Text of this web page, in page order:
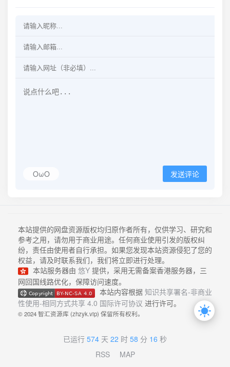
OωO 发送评论
本站提供的网盘资源版权均归原作者所有，仅供学习、研究和
参考之用，请勿用于商业用途。任何商业使用引发的版权纠
纷，责任由使用者自行承担。如果您发现本站资源侵犯了您的
权益，请及时联系我们，我们将立即进行处理。
本站服务器由 悠Y 提供，采用无需备案香港服务器，三
网回国线路优化，保障访问速度。
本站内容根据 知识共享署名-非商业
性使用-相同方式共享 4.0 国际许可协议 进行许可。
© 2024 智汇资源库 (zhzyk.vip) 保留所有权利。
已运行 574 天 22 时 58 分 16 秒
RSS
MAP